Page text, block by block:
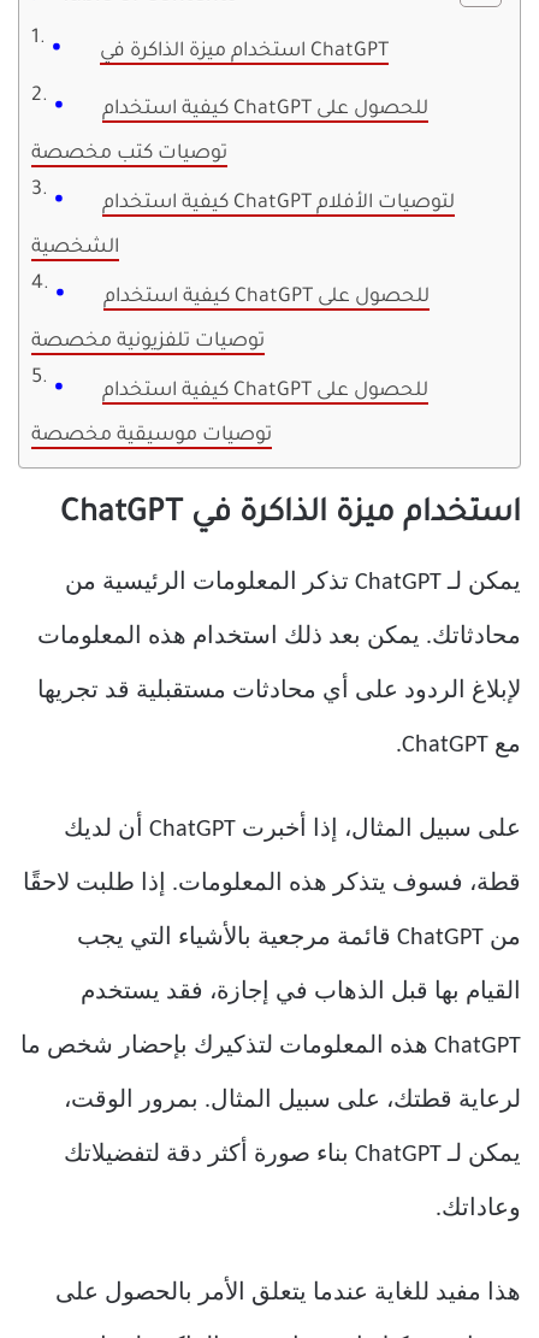
استخدام ميزة الذاكرة في ChatGPT
كيفية استخدام ChatGPT للحصول على
توصيات كتب مخصصة
كيفية استخدام ChatGPT لتوصيات الأفلام
الشخصية
كيفية استخدام ChatGPT للحصول على
توصيات تلفزيونية مخصصة
كيفية استخدام ChatGPT للحصول على
توصيات موسيقية مخصصة
استخدام ميزة الذاكرة في ChatGPT
يمكن لـ ChatGPT تذكر المعلومات الرئيسية من
محادثاتك. يمكن بعد ذلك استخدام هذه المعلومات
لإبلاغ الردود على أي محادثات مستقبلية قد تجريها
مع ChatGPT.
على سبيل المثال، إذا أخبرت ChatGPT أن لديك
قطة، فسوف يتذكر هذه المعلومات. إذا طلبت لاحقًا
من ChatGPT قائمة مرجعية بالأشياء التي يجب
القيام بها قبل الذهاب في إجازة، فقد يستخدم
ChatGPT هذه المعلومات لتذكيرك بإحضار شخص ما
لرعاية قطتك، على سبيل المثال. بمرور الوقت،
يمكن لـ ChatGPT بناء صورة أكثر دقة لتفضيلاتك
وعاداتك.
هذا مفيد للغاية عندما يتعلق الأمر بالحصول على